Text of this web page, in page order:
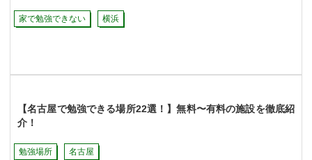
家で勉強できない 横浜
【名古屋で勉強できる場所22選！】無料〜有料の施設を徹底紹
介！
勉強場所 名古屋